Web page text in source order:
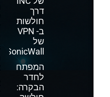
דרך
חולשות
ב- VPN
של
SonicWall
המפתח
לחדר
הבקרה: